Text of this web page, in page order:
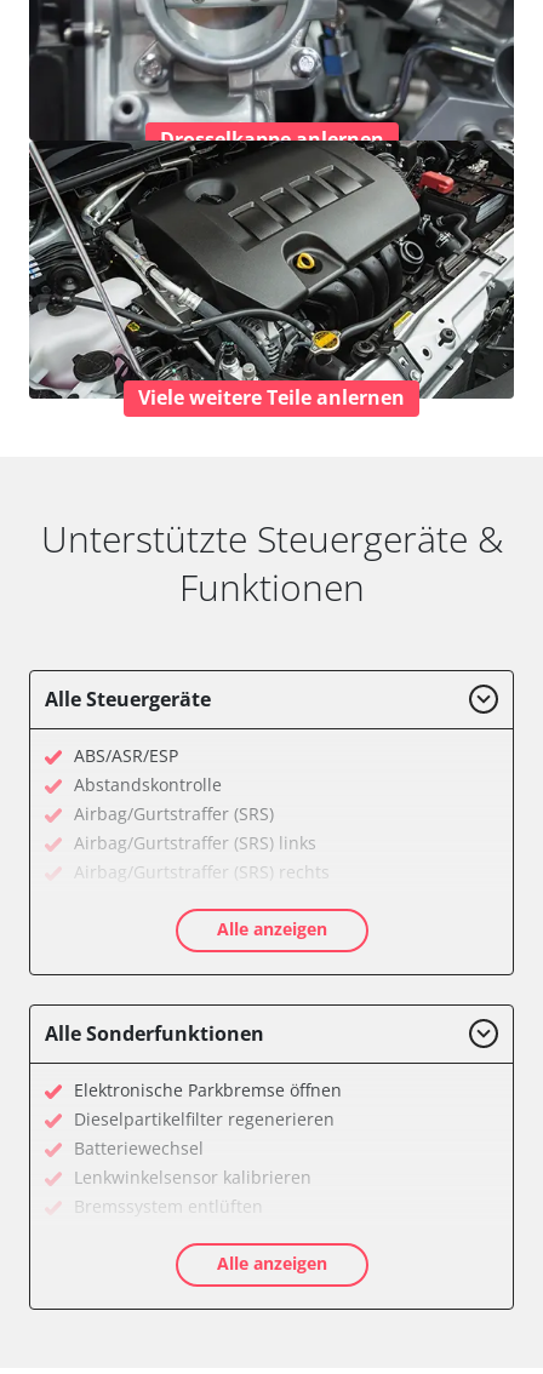
Drosselkappe anlernen
Viele weitere Teile anlernen
Unterstützte Steuergeräte &
Funktionen
Alle Steuergeräte
ABS/ASR/ESP
Abstandskontrolle
Airbag/Gurtstraffer (SRS)
Airbag/Gurtstraffer (SRS) links
Airbag/Gurtstraffer (SRS) rechts
Allradelektronik
Anhängersteuergerät
Diagnoseschnittstelle (EOBD/OBDII)
Einparkhilfe
Einparkhilfe Lenkhilfe
Einstiegshilfe Beifahrer
Einstiegshilfe Fahrer
Fahrererkennung
Fahrtrichtungskamera
Fernlichtassistent
Alle anzeigen
Alle Sonderfunktionen
Elektronische Parkbremse öffnen
Dieselpartikelfilter regenerieren
Batteriewechsel
Lenkwinkelsensor kalibrieren
Bremssystem entlüften
AGR Ventil anlernen
Luftmassenmesser anlernen
Alle anzeigen